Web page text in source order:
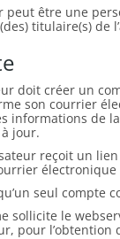
peut être une
titulaire(s) de
doit créer un
son courrier
de la
jour.
reçoit un
seul compte
sollicite le
pour l’obtention